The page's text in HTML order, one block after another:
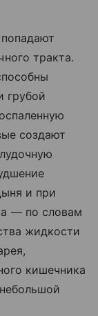
тракта.
грубой
создают
и при
— по словам
жидкости
кишечника